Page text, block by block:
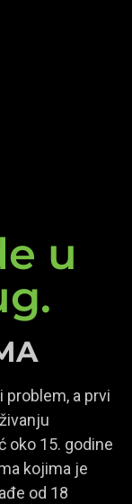
u
a prvi
oko 15. godine
kojima je
od 18